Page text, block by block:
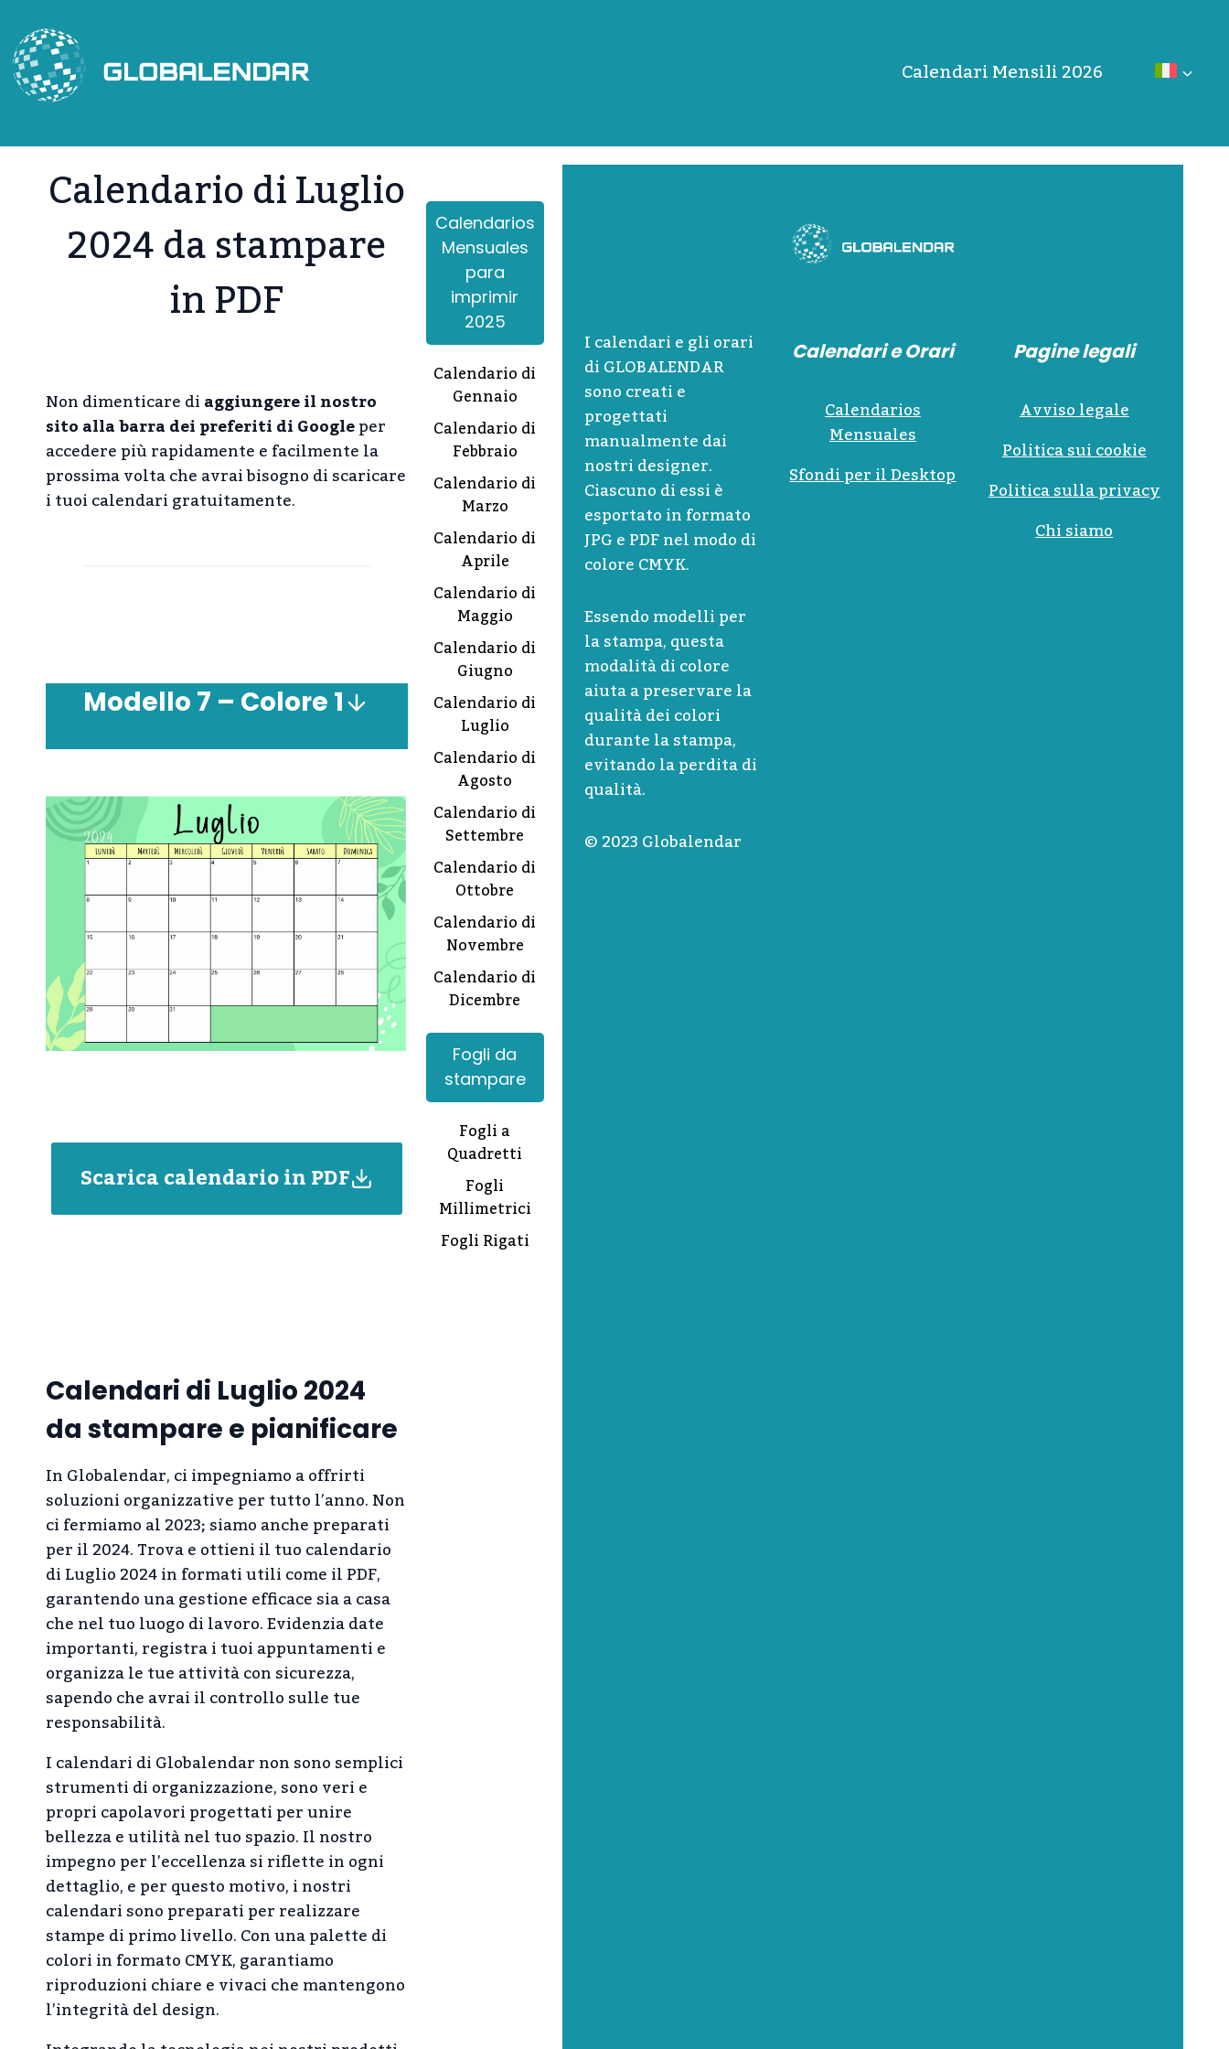
contenuto Calendari Mensili 2026
Calendario di Luglio
2024 da stampare
in PDF
Non dimenticare diaggiungere il nostro
sito alla barra dei preferiti di Googleper
accedere più rapidamente e facilmente la
prossima volta che avrai bisogno di scaricare
i tuoi calendari gratuitamente.
Modello 7 – Colore 1
Scarica calendario in PDF
Calendari di Luglio 2024
da stampare e pianificare
In Globalendar, ci impegniamo a offrirti
soluzioni organizzative per tutto l’anno. Non
ci fermiamo al 2023; siamo anche preparati
per il 2024. Trova e ottieni il tuo calendario
di Luglio 2024 in formati utili come il PDF,
garantendo una gestione efficace sia a casa
che nel tuo luogo di lavoro. Evidenzia date
importanti, registra i tuoi appuntamenti e
organizza le tue attività con sicurezza,
sapendo che avrai il controllo sulle tue
responsabilità.
I calendari di Globalendar non sono semplici
strumenti di organizzazione, sono veri e
propri capolavori progettati per unire
bellezza e utilità nel tuo spazio. Il nostro
impegno per l’eccellenza si riflette in ogni
dettaglio, e per questo motivo, i nostri
calendari sono preparati per realizzare
stampe di primo livello. Con una palette di
colori in formato CMYK, garantiamo
riproduzioni chiare e vivaci che mantengono
l’integrità del design.
Calendarios
Mensuales
para
imprimir
2025
Calendario di
Gennaio
Calendario di
Febbraio
Calendario di
Marzo
Calendario di
Aprile
Calendario di
Maggio
Calendario di
Giugno
Calendario di
Luglio
Calendario di
Agosto
Calendario di
Settembre
Calendario di
Ottobre
Calendario di
Novembre
Calendario di
Dicembre
Fogli da
stampare
Fogli a
Quadretti
Fogli
Millimetrici
Fogli Rigati
I calendari e gli orari
di GLOBALENDAR
sono creati e
progettati
manualmente dai
nostri designer.
Ciascuno di essi è
esportato in formato
JPG e PDF nel modo di
colore CMYK.
Essendo modelli per
la stampa, questa
modalità di colore
aiuta a preservare la
qualità dei colori
durante la stampa,
evitando la perdita di
qualità.
© 2023 Globalendar
Calendari e Orari
Calendarios
Mensuales
Sfondi per il Desktop
Pagine legali
Avviso legale
Politica sui cookie
Politica sulla privacy
Chi siamo